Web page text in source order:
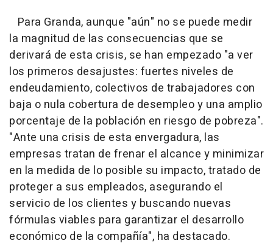
Para Granda, aunque "aún" no se puede medir
la magnitud de las consecuencias que se
derivará de esta crisis, se han empezado "a ver
los primeros desajustes: fuertes niveles de
endeudamiento, colectivos de trabajadores con
baja o nula cobertura de desempleo y una amplio
porcentaje de la población en riesgo de pobreza".
"Ante una crisis de esta envergadura, las
empresas tratan de frenar el alcance y minimizar
en la medida de lo posible su impacto, tratado de
proteger a sus empleados, asegurando el
servicio de los clientes y buscando nuevas
fórmulas viables para garantizar el desarrollo
económico de la compañía", ha destacado.